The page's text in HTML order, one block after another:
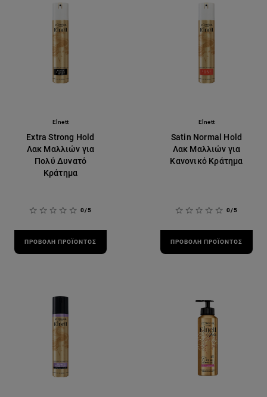
Elnett
Extra Strong Hold
Λακ Μαλλιών για
Πολύ Δυνατό
Κράτημα
0/5
ΠΡΟΒΟΛΉ ΠΡΟΪΌΝΤΟΣ
Elnett
Satin Normal Hold
Λακ Μαλλιών για
Κανονικό Κράτημα
0/5
ΠΡΟΒΟΛΉ ΠΡΟΪΌΝΤΟΣ